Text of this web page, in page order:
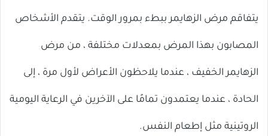
يتفاقم مرض الزهايمر ببطء بمرور الوقت. يتقدم الأشخاص
المصابون بهذا المرض بمعدلات مختلفة ، من مرض
الزهايمر الخفيف ، عندما يلاحظون الأعراض لأول مرة ، إلى
الحادة ، عندما يعتمدون تمامًا على الآخرين في الرعاية اليومية
الروتينية مثل إطعام النفس.